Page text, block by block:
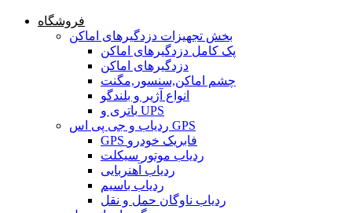
فروشگاه
بخش تجهیزات دزدگیرهای اماکن
پک کامل دزدگیرهای اماکن
دزدگیرهای اماکن
چشم اماکن,سنسور,مگنت
انواع آژیر و بلندگو
باتری و UPS
ردیاب و جی پی اس GPS
GPS فابریک خودرو
ردیاب موتور سیکلت
ردیاب آهنربایی
ردیاب باسیم
ردیاب ناوگان حمل و نقل